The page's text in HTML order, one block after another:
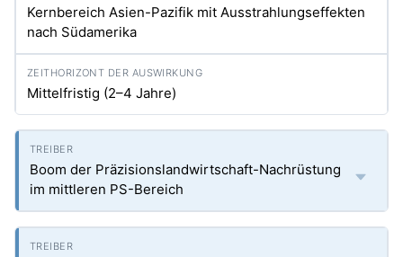
Kernbereich Asien-Pazifik mit Ausstrahlungseffekten
nach Südamerika
Mittelfristig (2–4 Jahre)
Boom der Präzisionslandwirtschaft-Nachrüstung
im mittleren PS-Bereich